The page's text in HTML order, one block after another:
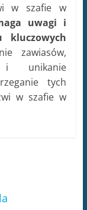
w szafie w
uwagi i
kluczowych
zawiasów,
i unikanie
tych
w szafie w